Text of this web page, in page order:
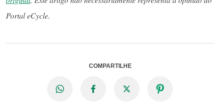
Portal eCycle.
COMPARTILHE